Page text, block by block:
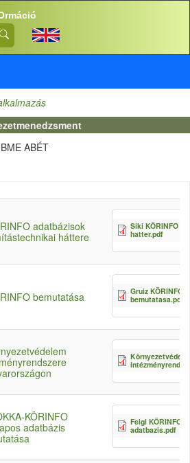
BME ABÉT
adatbázisok
háttere
Siki KÖRINFO
hatter.pdf
bemutatása
Gruiz KÖRINFO
bemutatasa.pdf
KÖRINFO
adatbázis
Feigl KÖRINFO
adatbazis.pdf